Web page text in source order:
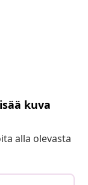
kuva
alla olevasta